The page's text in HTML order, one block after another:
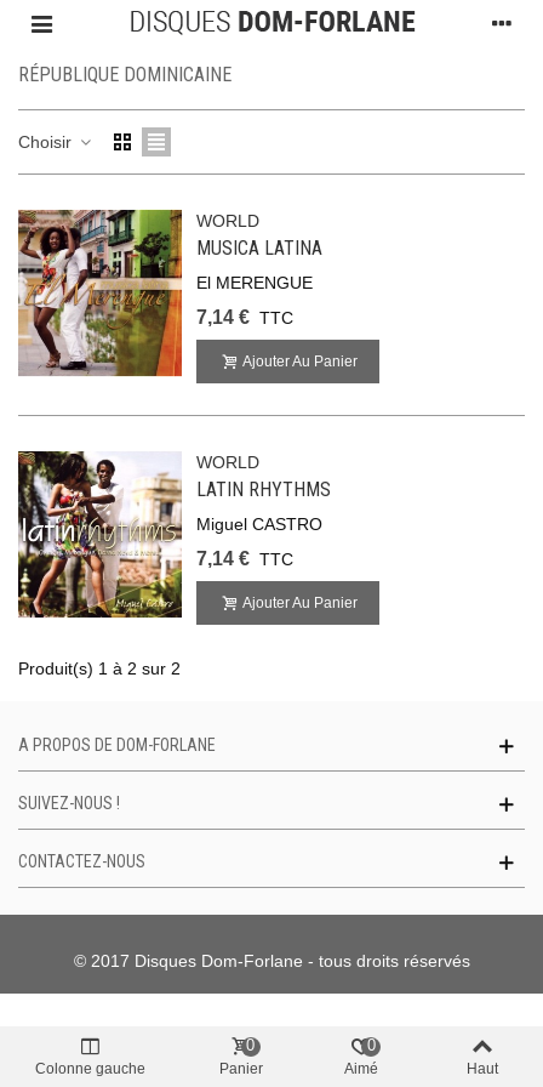
RÉPUBLIQUE DOMINICAINE
Choisir
WORLD
MUSICA LATINA
El MERENGUE
7,14 € TTC
Ajouter Au Panier
WORLD
LATIN RHYTHMS
Miguel CASTRO
7,14 € TTC
Ajouter Au Panier
Produit(s) 1 à 2 sur 2
A PROPOS DE DOM-FORLANE
SUIVEZ-NOUS !
CONTACTEZ-NOUS
© 2017 Disques Dom-Forlane - tous droits réservés
Colonne gauche Panier
0
Aimé
0
Haut